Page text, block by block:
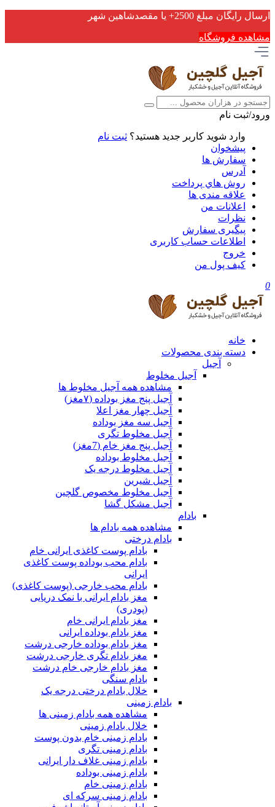
ارسال رایگان مبلغ 2500+ یا مقصدشاهین شهر
مشاهده فروشگاه
ورود/ثبت نام
وارد شوید کاربر جدید هستید؟ ثبت نام
پیشخوان
سفارش ها
آدرس
روش هاي پرداخت
علاقه مندی ها
اعلانات من
نظرات
پیگیری سفارش
اطلاعات حساب كاربری
خروج
کیف پول من
0
خانه
دسته بندی محصولات
آجیل
آجیل مخلوط
مشاهده همه آجیل مخلوط ها
آجیل پنج مغز بوداده (۷مغز)
آجیل چهار مغز اعلا
آجیل سه مغز بوداده
آجیل مخلوط تگری
آجیل پنج مغز خام (7مغز)
آجیل مخلوط بوداده
آجیل مخلوط درجه یک
آجیل شیرین
آجیل مخلوط مخصوص گلچین
آجیل مشکل گشا
بادام
مشاهده همه بادام ها
بادام درختی
بادام پوست کاغذی ایرانی خام
بادام محب بوداده پوست کاغذی
ایرانی
بادام محب خارجی (پوست کاغذی)
مغز بادام ایرانی با نمک دریایی
(پودری)
مغز بادام ایرانی خام
مغز بادام بوداده ایرانی
مغز بادام بوداده خارجی درشت
مغز بادام تگری خارجی درشت
مغز بادام خارجی خام درشت
بادام سنگی
خلال بادام درختی درجه یک
بادام زمینی
مشاهده همه بادام زمینی ها
خلال بادام زمینی
بادام زمینی خام بدون پوست
بادام زمینی تگری
بادام زمینی غلاف دار ایرانی
بادام زمینی بوداده
بادام زمینی خام
بادام زمینی سرکه ای